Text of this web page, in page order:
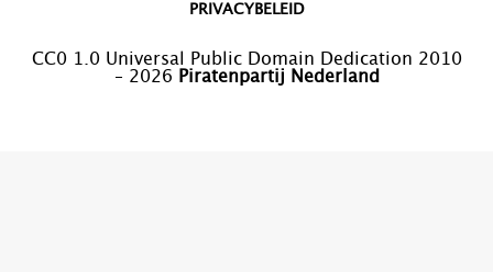
PRIVACYBELEID
CC0 1.0 Universal Public Domain Dedication 2010
– 2026 Piratenpartij Nederland